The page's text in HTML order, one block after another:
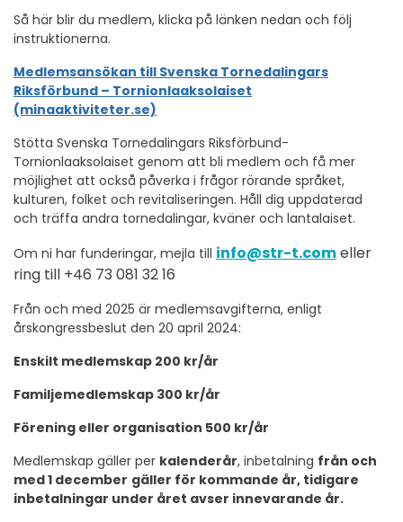
Så här blir du medlem, klicka på länken nedan och följ
instruktionerna.
Medlemsansökan till Svenska Tornedalingars
Riksförbund – Tornionlaaksolaiset
(minaaktiviteter.se)
Stötta Svenska Tornedalingars Riksförbund-
Tornionlaaksolaiset genom att bli medlem och få mer
möjlighet att också påverka i frågor rörande språket,
kulturen, folket och revitaliseringen. Håll dig uppdaterad
och träffa andra tornedalingar, kväner och lantalaiset.
Om ni har funderingar, mejla till info@str-t.comeller
ring till +46 73 081 32 16
Från och med 2025 är medlemsavgifterna, enligt
årskongressbeslut den 20 april 2024:
Enskilt medlemskap 200 kr/år
Familjemedlemskap 300 kr/år
Förening eller organisation 500 kr/år
Medlemskap gäller per kalenderår, inbetalning från och
med 1 december gäller för kommande år, tidigare
inbetalningar under året avser innevarande år.